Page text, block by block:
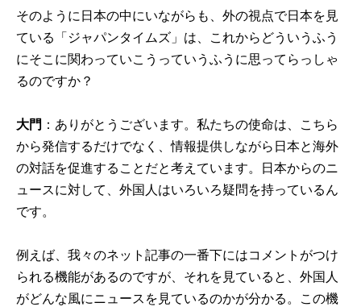
そのように日本の中にいながらも、外の視点で日本を見
ている「ジャパンタイムズ」は、これからどういうふう
にそこに関わっていこうっていうふうに思ってらっしゃ
るのですか？
大門 ：ありがとうございます。私たちの使命は、こちら
から発信するだけでなく、情報提供しながら日本と海外
の対話を促進することだと考えています。日本からのニ
ュースに対して、外国人はいろいろ疑問を持っているん
です。
例えば、我々のネット記事の一番下にはコメントがつけ
られる機能があるのですが、それを見ていると、外国人
がどんな風にニュースを見ているのかが分かる。この機